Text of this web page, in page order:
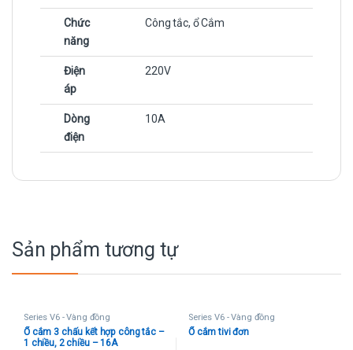
Chức
năng
Công tắc, ổ Cắm
Điện
áp
220V
Dòng
điện
10A
Sản phẩm tương tự
Series V6 - Vàng đồng
Ổ cắm 3 chấu kết hợp công tắc –
1 chiều, 2 chiều – 16A
Series V6 - Vàng đồng
Ổ cắm tivi đơn